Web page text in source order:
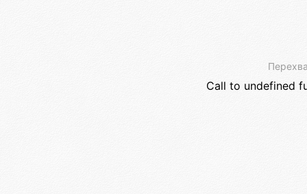
Call to undefined